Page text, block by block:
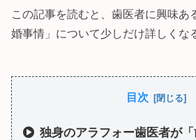
この記事を読むと、歯医者に興味あ
婚事情」について少しだけ詳しくな
目次
独身のアラフォー歯医者が